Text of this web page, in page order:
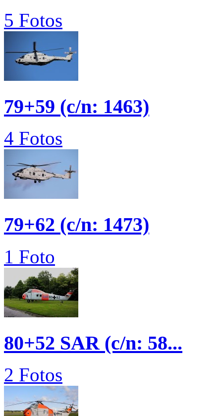
5 Fotos
79+59 (c/n: 1463)
4 Fotos
79+62 (c/n: 1473)
1 Foto
80+52 SAR (c/n: 58...
2 Fotos